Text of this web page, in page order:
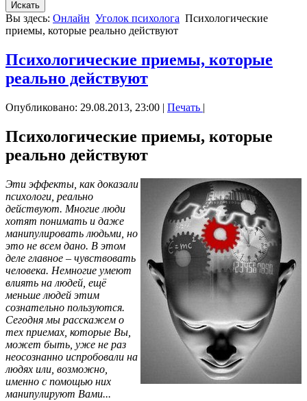
Вы здесь: Онлайн Уголок психолога Психологические
приемы, которые реально действуют
Психологические приемы, которые
реально действуют
Опубликовано: 29.08.2013, 23:00 | Печать |
Психологические приемы, которые
реально действуют
Эти эффекты, как доказали
психологи, реально
действуют. Многие люди
хотят понимать и даже
манипулировать людьми, но
это не всем дано. В этом
деле главное – чувствовать
человека. Немногие умеют
влиять на людей, ещё
меньше людей этим
сознательно пользуются.
Сегодня мы расскажем о
тех приемах, которые Вы,
может быть, уже не раз
неосознанно испробовали на
людях или, возможно,
именно с помощью них
манипулируют Вами...